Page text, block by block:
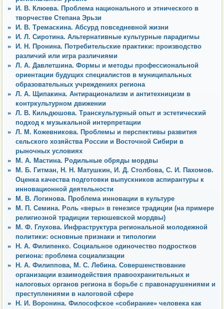
И. В. Клюева. Проблема национального и этнического в
творчестве Степана Эрьзи
И. В. Тремаскина. Абсурд повседневной жизни
И. Л. Сиротина. Альтернативные культурные парадигмы
И. Н. Пронина. Потребительские практики: производство
различий или игра различиями
Л. А. Давлетшина. Формы и методы профессиональной
ориентации будущих специалистов в муниципальных
образовательных учреждениях региона
Л. А. Щипакина. Антирационализм и антитехницизм в
контркультурном движении
Л. В. Кильдюшова. Транскультурный опыт и эстетический
подход к музыкальной интерпретации
Л. М. Кожевникова. Проблемы и перспективы развития
сельского хозяйства России и Восточной Сибири в
рыночных условиях
М. А. Мастина. Родильные обряды мордвы
М. Б. Гитман, Н. Н. Матушкин, И. Д. Столбова, С. И. Пахомов.
Оценка качества подготовки выпускников аспирантуры к
инновационной деятельности
М. В. Логинова. Проблема инновации в культуре
М. П. Семина. Роль «веры» в генезисе традиции (на примере
религиозной традиции терюшевской мордвы)
М. Ф. Глухова. Инфраструктура региональной молодежной
политики: основные признаки и типологии
Н. А. Филипенко. Социальное одиночество подростков
региона: проблема социализации
Н. А. Филиппова, М. С. Лебина. Совершенствование
организации взаимодействия правоохранительных и
налоговых органов региона в борьбе с правонарушениями и
преступлениями в налоговой сфере
Н. И. Воронина. Философское «собирание» человека как